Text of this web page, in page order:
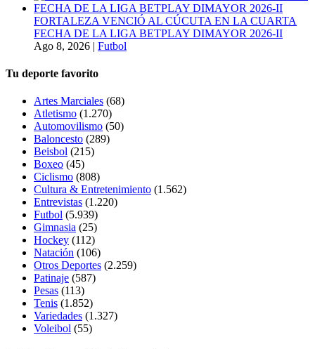
FORTALEZA VENCIÓ AL CÚCUTA EN LA CUARTA
FECHA DE LA LIGA BETPLAY DIMAYOR 2026-II
Ago 8, 2026 | Futbol
Tu deporte favorito
Artes Marciales (68)
Atletismo (1.270)
Automovilismo (50)
Baloncesto (289)
Beisbol (215)
Boxeo (45)
Ciclismo (808)
Cultura & Entretenimiento (1.562)
Entrevistas (1.220)
Futbol (5.939)
Gimnasia (25)
Hockey (112)
Natación (106)
Otros Deportes (2.259)
Patinaje (587)
Pesas (113)
Tenis (1.852)
Variedades (1.327)
Voleibol (55)